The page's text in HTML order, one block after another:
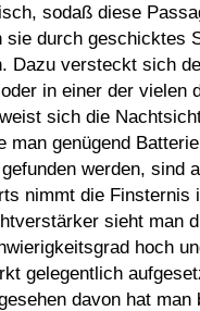
sodaß diese
sie durch geschicktes
Dazu versteckt sich
in einer der vielen
sich die
man genügend
werden, sind
nimmt die Finsternis
sieht man
hoch
gelegentlich
davon hat